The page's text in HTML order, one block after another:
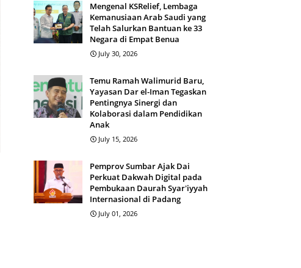
Mengenal KSRelief, Lembaga
Kemanusiaan Arab Saudi yang
Telah Salurkan Bantuan ke 33
Negara di Empat Benua
July 30, 2026
Temu Ramah Walimurid Baru,
Yayasan Dar el-Iman Tegaskan
Pentingnya Sinergi dan
Kolaborasi dalam Pendidikan
Anak
July 15, 2026
Pemprov Sumbar Ajak Dai
Perkuat Dakwah Digital pada
Pembukaan Daurah Syar'iyyah
Internasional di Padang
July 01, 2026